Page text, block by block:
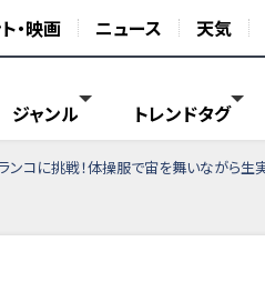
・映画 ニュース 天気
ジャンル トレンドタグ
ンコに挑戦！体操服で宙を舞いながら生